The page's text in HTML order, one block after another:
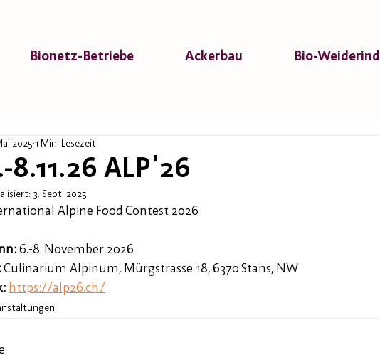
Bionetz-Betriebe Ackerbau Bio-Weiderind
8.11.26 ALP'26
2025 1 Min. Lesezeit
3. Sept. 2025
Alpine Food Contest 2026
6.-8. November 2026
Culinarium Alpinum, Mürgstrasse 18, 6370 Stans, NW
https://alp26.ch/